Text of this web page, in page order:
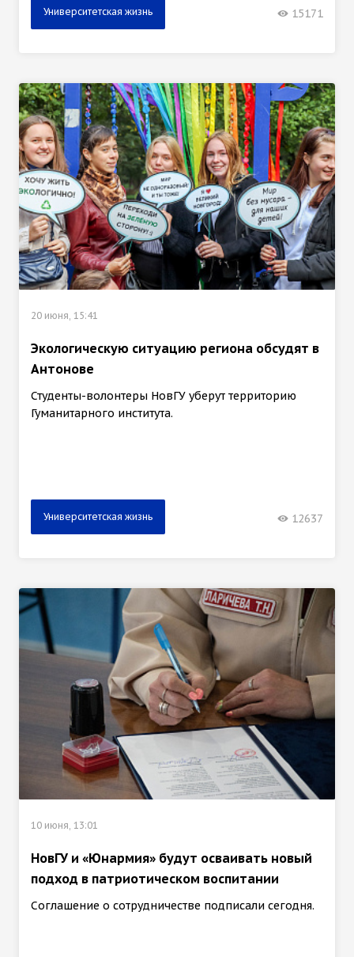
Университетская жизнь 15171
20 июня, 15:41
Экологическую ситуацию региона обсудят в
Антонове
Студенты-волонтеры НовГУ уберут территорию
Гуманитарного института.
Университетская жизнь 12637
10 июня, 13:01
НовГУ и «Юнармия» будут осваивать новый
подход в патриотическом воспитании
Соглашение о сотрудничестве подписали сегодня.